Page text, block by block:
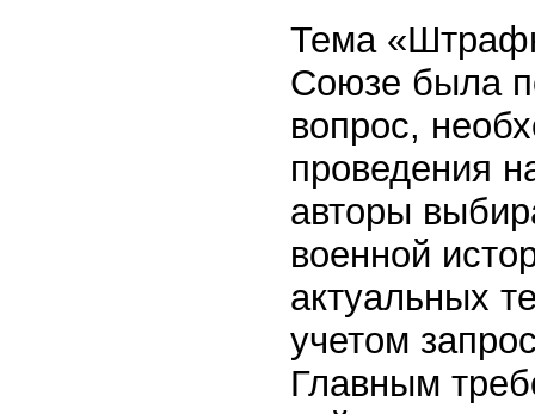
Тема
Союзе была
вопрос,
проведения
авторы
военной
актуальных
учетом
Главным